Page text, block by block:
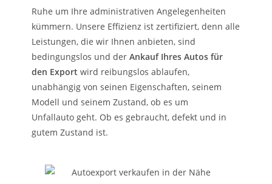
Ruhe um Ihre administrativen Angelegenheiten
kümmern. Unsere Effizienz ist zertifiziert, denn alle
Leistungen, die wir Ihnen anbieten, sind
bedingungslos und derAnkauf Ihres Autos für
den Export wird reibungslos ablaufen,
unabhängig von seinen Eigenschaften, seinem
Modell und seinem Zustand, ob es um
Unfallauto geht. Ob es gebraucht, defekt und in
gutem Zustand ist.